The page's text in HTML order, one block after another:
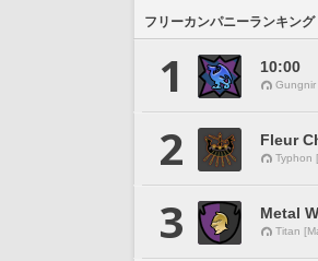
フリーカンパニーランキング
1 10:00
Gungnir
2 Fleur
Typhon
3 Metal
Titan